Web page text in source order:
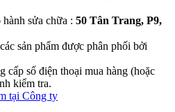
sửa chữa : 50 Tân Trang, P9,
sản phẩm được phân phối bởi
cấp số điện thoại mua hàng (hoặc
kiểm tra.
tại Công ty